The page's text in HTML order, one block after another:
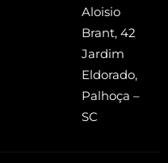
Aloisio
Brant, 42
Jardim
Eldorado,
Palhoça –
SC